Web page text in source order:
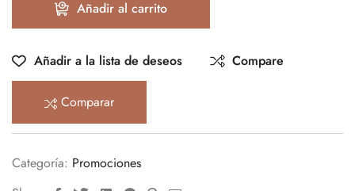
Añadir al carrito
Añadir a la lista de deseos Compare
Comparar
Categoría: Promociones